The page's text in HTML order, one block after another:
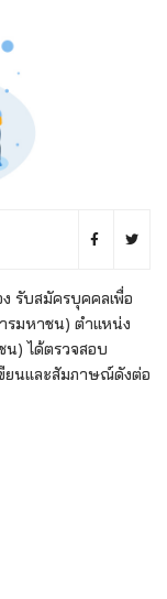
รับสมัครบุคคลเพื่อ
รมหาชน) ตำแหน่ง
) ได้ตรวจสอบ
ยนและสัมภาษณ์ดังต่อ